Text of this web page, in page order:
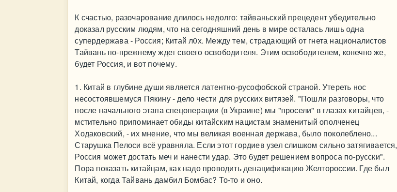
К счастью, разочарование длилось недолго: тайваньский прецедент убедительно
доказал русским людям, что на сегодняшний день в мире осталась лишь одна
супердержава - Россия; Китай л0х. Между тем, страдающий от гнета националистов
Тайвань по-прежнему ждет своего освободителя. Этим освободителем, конечно же,
будет Россия, и вот почему.
1. Китай в глубине души является латентно-русофобской страной. Утереть нос
несостоявшемуся Пякину - дело чести для русских витязей. "Пошли разговоры, что
после начального этапа спецоперации (в Украине) мы "просели" в глазах китайцев, -
мстительно припоминает обиды китайским нацистам знаменитый ополченец
Ходаковский, - их мнение, что мы великая военная держава, было поколеблено...
Старушка Пелоси всё уравняла. Если этот гордиев узел слишком сильно затягивается,
Россия может достать меч и нанести удар. Это будет решением вопроса по-русски".
Пора показать китайцам, как надо проводить денацификацию Желтороссии. Где был
Китай, когда Тайвань дамбил Бомбас? То-то и оно.